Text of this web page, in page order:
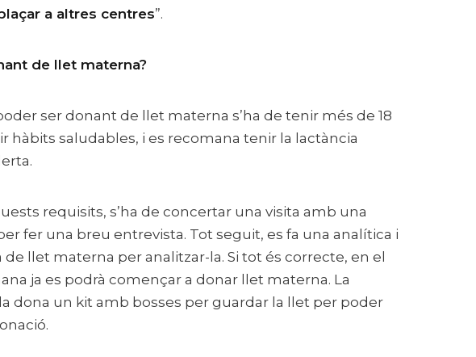
a altres centres”.
de llet materna?
ser donant de llet materna s’ha de tenir més de 18
hàbits saludables, i es recomana tenir la lactància
requisits, s’ha de concertar una visita amb una
fer una breu entrevista. Tot seguit, es fa una analítica i
de llet materna per analitzar-la. Si tot és correcte, en el
ja es podrà començar a donar llet materna. La
dona un kit amb bosses per guardar la llet per poder